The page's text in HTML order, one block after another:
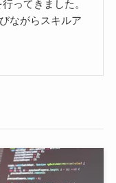
ってきました。
ながらスキルア